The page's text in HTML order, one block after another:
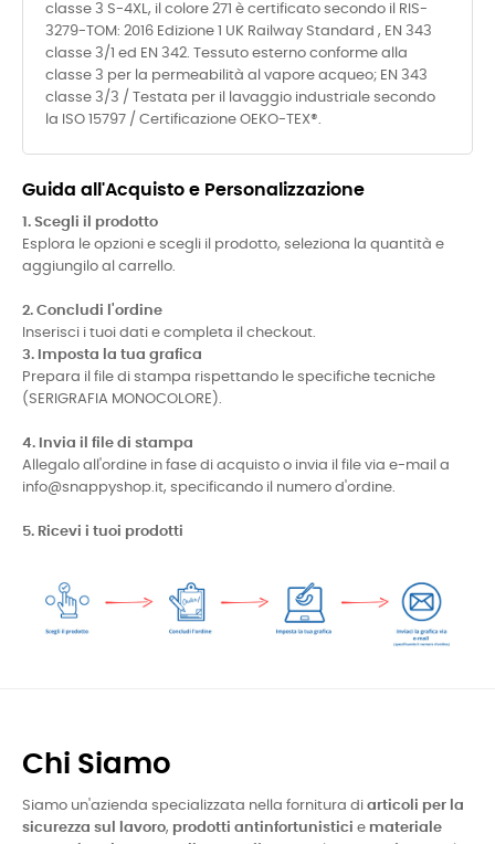
classe 3 S-4XL, il colore 271 è certificato secondo il RIS-
3279-TOM: 2016 Edizione 1 UK Railway Standard , EN 343
classe 3/1 ed EN 342. Tessuto esterno conforme alla
classe 3 per la permeabilità al vapore acqueo; EN 343
classe 3/3 / Testata per il lavaggio industriale secondo
la ISO 15797 / Certificazione OEKO-TEX®.
Guida all'Acquisto e Personalizzazione
1. Scegli il prodotto
Esplora le opzioni e scegli il prodotto, seleziona la quantità e
aggiungilo al carrello.
2. Concludi l'ordine
Inserisci i tuoi dati e completa il checkout.
3. Imposta la tua grafica
Prepara il file di stampa rispettando le specifiche tecniche
(SERIGRAFIA MONOCOLORE).
4. Invia il file di stampa
Allegalo all'ordine in fase di acquisto o invia il file via e-mail a
info@snappyshop.it, specificando il numero d'ordine.
5. Ricevi i tuoi prodotti
Chi Siamo
Siamo un'azienda specializzata nella fornitura di articoli per la
sicurezza sul lavoro, prodotti antinfortunistici e materiale